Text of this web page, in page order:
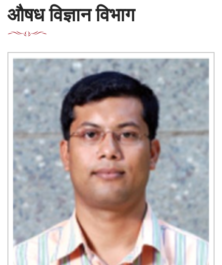
औषध विज्ञान विभाग